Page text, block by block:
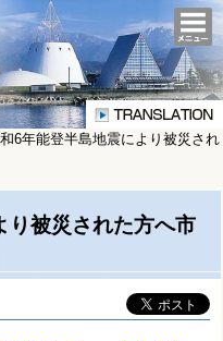
6年能登半島地震により被災され
り被災された方へ市